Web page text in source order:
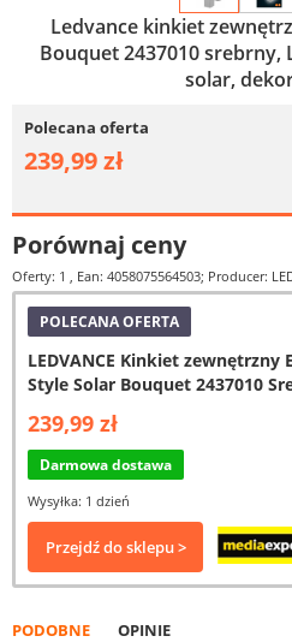
Ledvance kinkiet
Bouquet 2437010 srebrny,
solar,
Polecana oferta
239,99 zł
Porównaj ceny
Oferty: 1 , Ean: 4058075564503; Producer:
POLECANA OFERTA
LEDVANCE Kinkiet zewnętrzny
Style Solar Bouquet 2437010
239,99 zł
Darmowa dostawa
Wysyłka: 1 dzień
Przejdź do sklepu >
PODOBNE OPINIE